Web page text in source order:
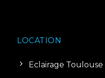
LOCATION
Eclairage Toulouse